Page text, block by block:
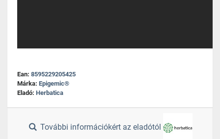
Ean: 8595229205425
Márka: Epigemic®
Eladó: Herbatica
További információkért az eladótól